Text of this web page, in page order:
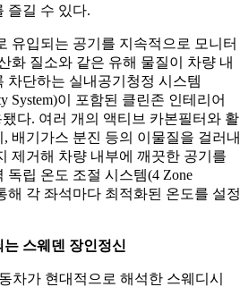
즐길 수 있다.
유입되는 공기를 지속적으로 모니터
화 질소와 같은 유해 물질이 차량 내
차단하는 실내공기청정 시스템
System)이 포함된 클린존 인테리어
됐다. 여러 개의 액티브 카본필터와 활
배기가스 분진 등의 이물질을 걸러내
제거해 차량 내부에 깨끗한 공기를
독립 온도 조절 시스템(4 Zone
해 각 좌석마다 최적화된 온도를 설정
는 스웨덴 장인정신
차가 현대적으로 해석한 스웨디시